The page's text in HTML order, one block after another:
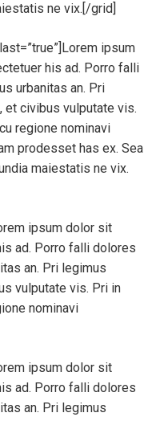
ne vix.[/grid]
ipsum
his ad. Porro falli
urbanitas an. Pri
civibus vulputate vis.
regione nominavi
prodesset has ex. Sea
maiestatis ne vix.
ipsum dolor sit
ad. Porro falli dolores
an. Pri legimus
vulputate vis. Pri in
nominavi
ipsum dolor sit
ad. Porro falli dolores
an. Pri legimus